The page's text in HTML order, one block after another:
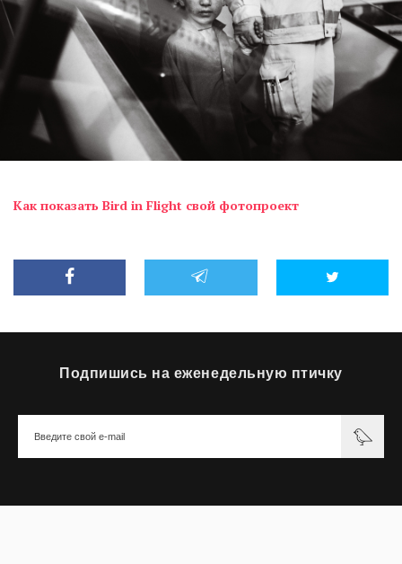
Как показать Bird in Flight свой фотопроект
Подпишись на еженедельную птичку